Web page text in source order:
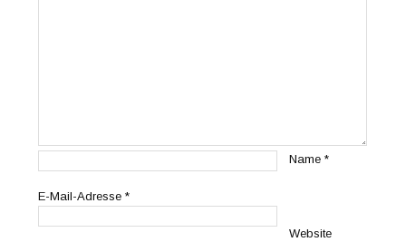
Name*
E-Mail-Adresse*
Website